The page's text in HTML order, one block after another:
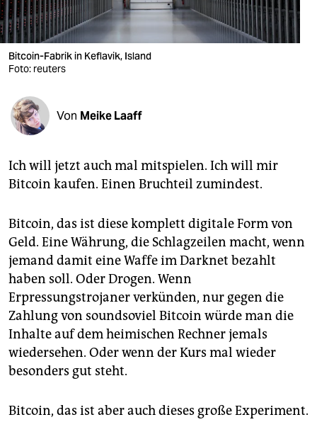
wahrheit
verlag
verlag
veranstaltungen
shop
unterstützen
genossenschaft
epaper login
Bitcoin-Fabrik in Keflavik, Island
Foto: reuters
Von Meike Laaff
Ich will jetzt auch mal mitspielen. Ich will mir
Bitcoin kaufen. Einen Bruchteil zumindest.
Bitcoin, das ist diese komplett digitale Form von
Geld. Eine Währung, die Schlagzeilen macht, wenn
jemand damit eine Waffe im Darknet bezahlt
haben soll. Oder Drogen. Wenn
Erpressungstrojaner verkünden, nur gegen die
Zahlung von soundsoviel Bitcoin würde man die
Inhalte auf dem heimischen Rechner jemals
wiedersehen. Oder wenn der Kurs mal wieder
besonders gut steht.
Bitcoin, das ist aber auch dieses große Experiment.